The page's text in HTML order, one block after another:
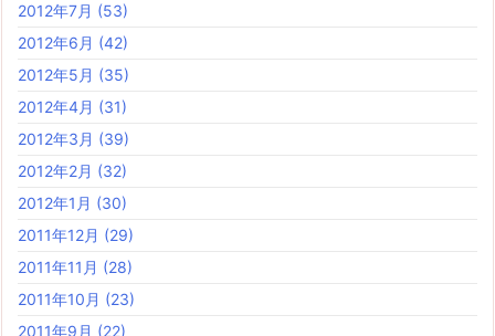
2012年7月 (53)
2012年6月 (42)
2012年5月 (35)
2012年4月 (31)
2012年3月 (39)
2012年2月 (32)
2012年1月 (30)
2011年12月 (29)
2011年11月 (28)
2011年10月 (23)
2011年9月 (22)